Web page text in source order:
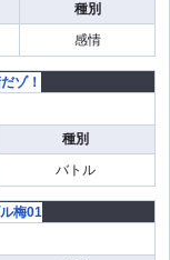
種別
感情
種別
バトル